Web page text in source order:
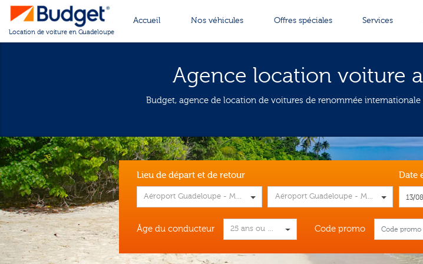
Location de voiture en Guadeloupe
Accueil Nos véhicules Offres spéciales Services
Agence location voiture
Budget, agence de location de voitures de renommée
Lieu de départ et de retour
Aéroport Guadeloupe - Maryse CondéAéroport Guadeloupe - Maryse Condé
Date
Âge du conducteur 25 ans ou plus Code promo
Cookies management panel